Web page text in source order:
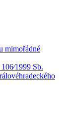
mimořádné
Sb.